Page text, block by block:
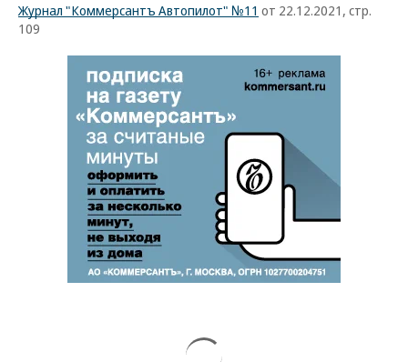
Журнал "Коммерсантъ Автопилот" №11 от 22.12.2021, стр.
109